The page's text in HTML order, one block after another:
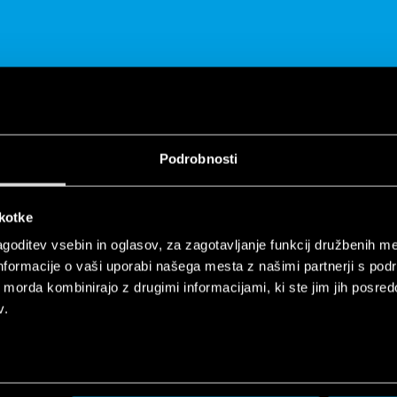
Podrobnosti
vsebin in oglasov, za zagotavljanje funkcij družbenih
o vaši uporabi našega mesta z našimi partnerji s
kombinirajo z drugimi informacijami, ki ste jim jih
| 70_71 Series | Finder